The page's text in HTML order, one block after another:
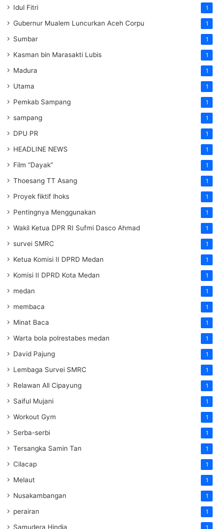
Idul Fitri 1
Gubernur Mualem Luncurkan Aceh Corpu 1
Sumbar 1
Kasman bin Marasakti Lubis 1
Madura 1
Utama 1
Pemkab Sampang 1
sampang 1
DPU PR 1
HEADLINE NEWS 1
Film “Dayak” 1
Thoesang TT Asang 1
Proyek fiktif lhoks 1
Pentingnya Menggunakan 1
Wakil Ketua DPR RI Sufmi Dasco Ahmad 1
survei SMRC 1
Ketua Komisi II DPRD Medan 1
Komisi II DPRD Kota Medan 1
medan 1
membaca 1
Minat Baca 1
Warta bola polrestabes medan 1
David Pajung 1
Lembaga Survei SMRC 1
Relawan All Cipayung 1
Saiful Mujani 1
Workout Gym 1
Serba-serbi 1
Tersangka Samin Tan 1
Cilacap 1
Melaut 1
Nusakambangan 1
perairan 1
Samudera Hindia 1